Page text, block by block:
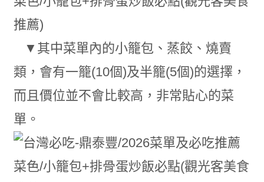
▼其中菜單內的小籠包、蒸餃、燒賣
類，會有一籠(10個)及半籠(5個)的選擇，
而且價位並不會比較高，非常貼心的菜
單。